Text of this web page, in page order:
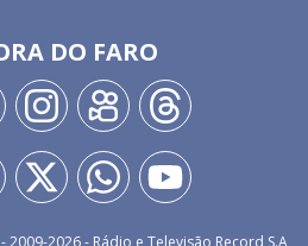
DO FARO
2009-2026- Rádio e Televisão Record S.A